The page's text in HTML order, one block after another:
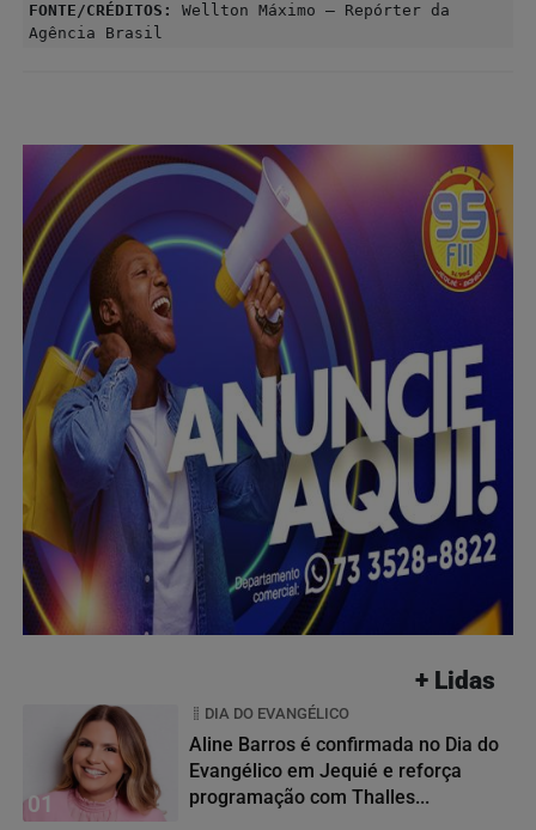
FONTE/CRÉDITOS:
Wellton Máximo – Repórter da
Agência Brasil
+ Lidas
01
DIA DO EVANGÉLICO
Aline Barros é confirmada no Dia do
Evangélico em Jequié e reforça
programação com Thalles...